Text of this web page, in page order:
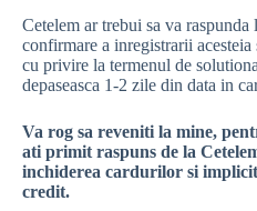
Cetelem ar trebui sa va raspunda
confirmare a inregistrarii
cu privire la termenul de
depaseasca 1-2 zile din data in
Va rog sa reveniti la mine,
ati primit raspuns de la
inchiderea cardurilor si
credit.